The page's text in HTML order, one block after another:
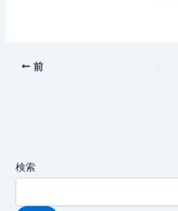
前
検索